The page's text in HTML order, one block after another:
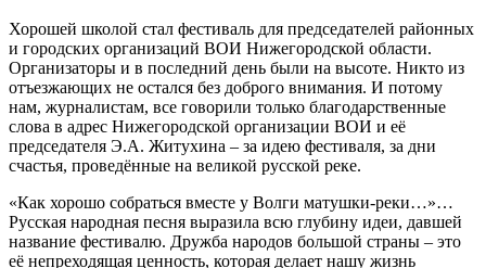
Хорошей школой стал фестиваль для председателей районных
и городских организаций ВОИ Нижегородской области.
Организаторы и в последний день были на высоте. Никто из
отъезжающих не остался без доброго внимания. И потому
нам, журналистам, все говорили только благодарственные
слова в адрес Нижегородской организации ВОИ и её
председателя Э.А. Житухина – за идею фестиваля, за дни
счастья, проведённые на великой русской реке.
«Как хорошо собраться вместе у Волги матушки-реки…»…
Русская народная песня выразила всю глубину идеи, давшей
название фестивалю. Дружба народов большой страны – это
её непреходящая ценность, которая делает нашу жизнь